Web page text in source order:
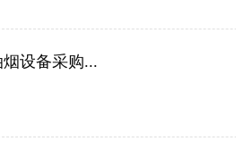
设备采购...